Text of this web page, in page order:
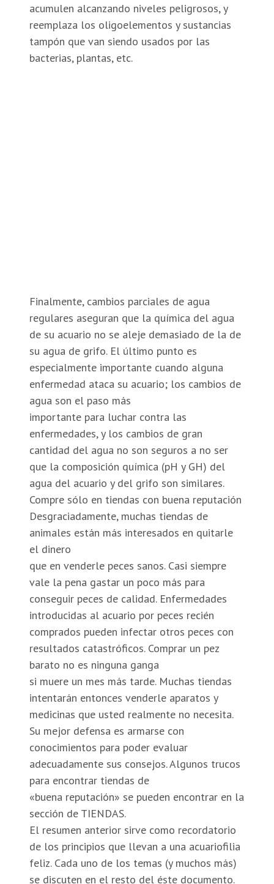
acumulen alcanzando niveles peligrosos, y
reemplaza los oligoelementos y sustancias
tampón que van siendo usados por las
bacterias, plantas, etc.
Finalmente, cambios parciales de agua
regulares aseguran que la química del agua
de su acuario no se aleje demasiado de la de
su agua de grifo. El último punto es
especialmente importante cuando alguna
enfermedad ataca su acuario; los cambios de
agua son el paso más
importante para luchar contra las
enfermedades, y los cambios de gran
cantidad del agua no son seguros a no ser
que la composición química (pH y GH) del
agua del acuario y del grifo son similares.
Compre sólo en tiendas con buena reputación
Desgraciadamente, muchas tiendas de
animales están más interesados en quitarle
el dinero
que en venderle peces sanos. Casi siempre
vale la pena gastar un poco más para
conseguir peces de calidad. Enfermedades
introducidas al acuario por peces recién
comprados pueden infectar otros peces con
resultados catastróficos. Comprar un pez
barato no es ninguna ganga
si muere un mes más tarde. Muchas tiendas
intentarán entonces venderle aparatos y
medicinas que usted realmente no necesita.
Su mejor defensa es armarse con
conocimientos para poder evaluar
adecuadamente sus consejos. Algunos trucos
para encontrar tiendas de
«buena reputación» se pueden encontrar en la
sección de TIENDAS.
El resumen anterior sirve como recordatorio
de los principios que llevan a una acuariofilia
feliz. Cada uno de los temas (y muchos más)
se discuten en el resto del éste documento.